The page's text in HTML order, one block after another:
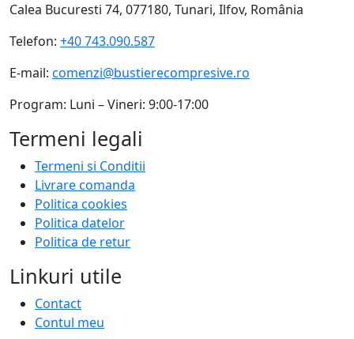
Calea Bucuresti 74, 077180, Tunari, Ilfov, România
Telefon: +40 743.090.587
E-mail: comenzi@bustierecompresive.ro
Program: Luni – Vineri: 9:00-17:00
Termeni legali
Termeni si Conditii
Livrare comanda
Politica cookies
Politica datelor
Politica de retur
Linkuri utile
Contact
Contul meu